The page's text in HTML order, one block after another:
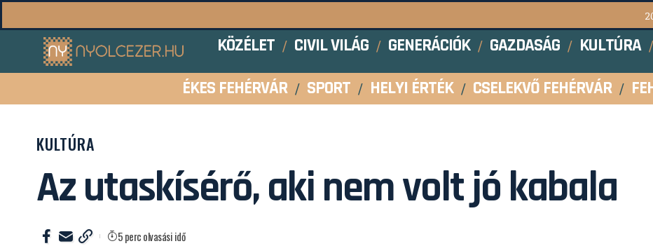
KÖZÉLET CIVIL VILÁG GENERÁCIÓK GAZDASÁG KULTÚRA
ÉKES FEHÉRVÁR
SPORT HELYI ÉRTÉK CSELEKVŐ FEHÉRVÁR
KULTÚRA
Az utaskísérő, aki nem volt jó kabala
5 perc olvasási idő